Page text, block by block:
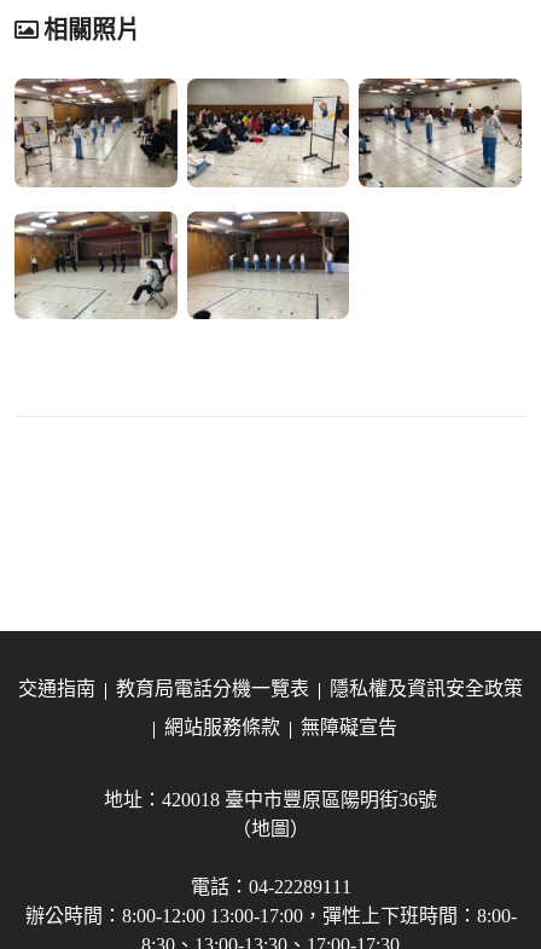
相關照片
交通指南 教育局電話分機一覽表
隱私權及資訊安全政策
網站服務條款
無障礙宣告
地址：420018 臺中市豐原區陽明街36號
（地圖）
電話：04-22289111
辦公時間：8:00-12:00 13:00-17:00，彈性上下班時間：8:00-